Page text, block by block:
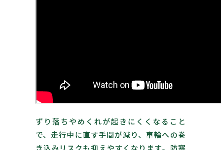
ずり落ちやめくれが起きにくくなること
で、走行中に直す手間が減り、車輪への巻